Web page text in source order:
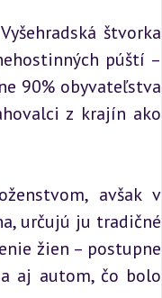
štvorka
púští –
90% obyvateľstva
z krajín ako
avšak v
určujú ju tradičné
žien – postupne
aj autom, čo bolo